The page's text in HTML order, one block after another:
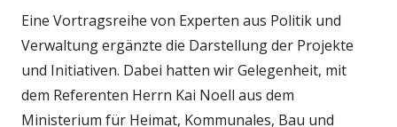
Eine Vortragsreihe von Experten aus Politik und
Verwaltung ergänzte die Darstellung der Projekte
und Initiativen. Dabei hatten wir Gelegenheit, mit
dem Referenten Herrn Kai Noell aus dem
Ministerium für Heimat, Kommunales, Bau und